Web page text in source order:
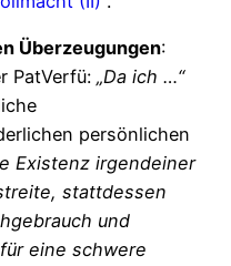
Überzeugungen:
PatVerfü: „Da ich …“
persönlichen
Existenz irgendeiner
stattdessen
und
eine schwere